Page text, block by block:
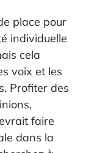
place pour
individuelle
cela
voix et les
Profiter des
faire
dans la